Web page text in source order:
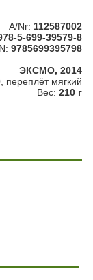
A/Nr: 112587002
5-699-39579-8
9785699395798
ЭКСМО, 2014
мягкий
Вес: 210 г